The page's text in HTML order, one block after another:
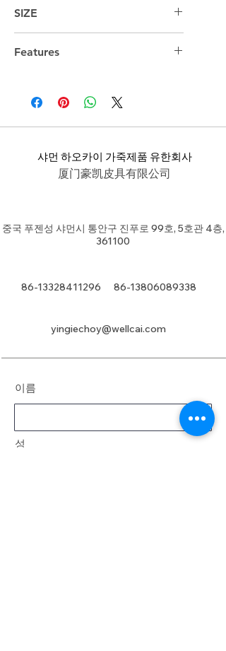
SIZE
Features
샤먼 하오카이 가죽제품 유한회사
厦门豪凯皮具有限公司
중국 푸젠성 샤먼시 통안구 진푸로 99호, 5호관 4층,
361100
86-13328411296 86-13806089338
yingiechoy@wellcai.com
이름
성